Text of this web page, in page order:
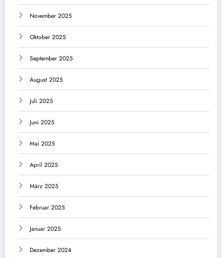
November 2025
Oktober 2025
September 2025
August 2025
Juli 2025
Juni 2025
Mai 2025
April 2025
März 2025
Februar 2025
Januar 2025
Dezember 2024